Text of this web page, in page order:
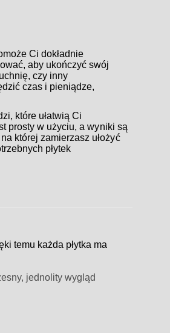
Ci dokładnie
aby ukończyć swój
czy inny
czas i pieniądze,
które ułatwią Ci
prosty w użyciu, a wyniki są
której zamierzasz ułożyć
płytek
temu każda płytka ma
jednolity wygląd